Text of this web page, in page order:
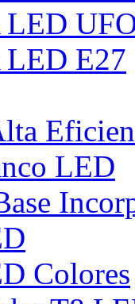
E27
LED
Colores